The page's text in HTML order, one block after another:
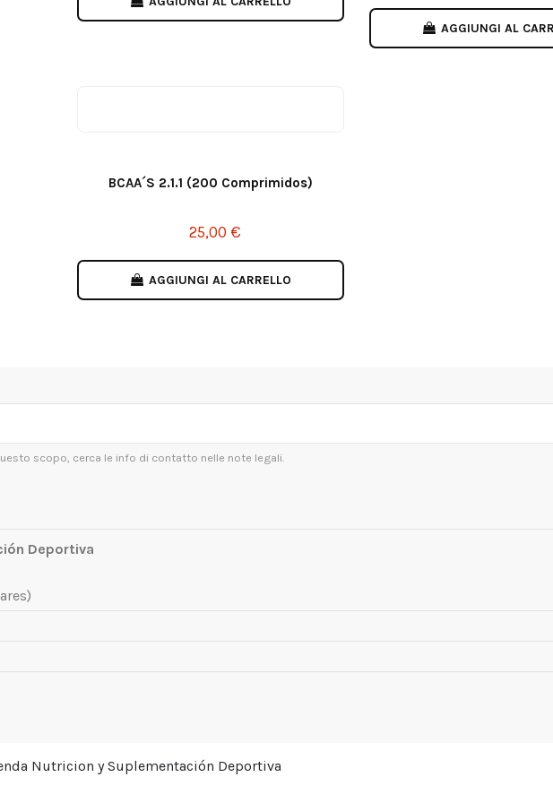
AGGIUNGI AL
BCAA´S 2.1.1 (200 Comprimidos)
25,00 €
AGGIUNGI AL CARRELLO
scopo, cerca le info di contatto nelle note legali.
Deportiva
Nutricion y Suplementación Deportiva